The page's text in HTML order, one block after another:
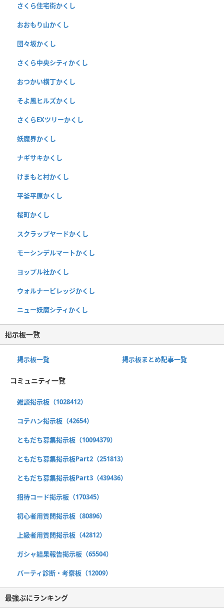
さくら住宅街かくし
おおもり山かくし
団々坂かくし
さくら中央シティかくし
おつかい横丁かくし
そよ風ヒルズかくし
さくらEXツリーかくし
妖魔界かくし
ナギサキかくし
けまもと村かくし
平釜平原かくし
桜町かくし
スクラップヤードかくし
モーシンデルマートかくし
ヨップル社かくし
ウォルナービレッジかくし
ニュー妖魔シティかくし
掲示板一覧
掲示板一覧 掲示板まとめ記事一覧
コミュニティ一覧
雑談掲示板（1028412）
コテハン掲示板（42654）
ともだち募集掲示板（10094379）
ともだち募集掲示板Part2（251813）
ともだち募集掲示板Part3（439436）
招待コード掲示板（170345）
初心者用質問掲示板（80896）
上級者用質問掲示板（42812）
ガシャ結果報告掲示板（65504）
パーティ診断・考察板（12009）
最強ぷにランキング